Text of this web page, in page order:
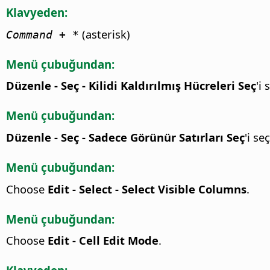
Klavyeden:
Command + * (asterisk)
Menü çubuğundan:
Düzenle - Seç - Kilidi Kaldırılmış Hücreleri Seç'i
Menü çubuğundan:
Düzenle - Seç - Sadece Görünür Satırları Seç'i
Menü çubuğundan:
Choose Edit - Select - Select Visible Columns.
Menü çubuğundan:
Choose Edit - Cell Edit Mode.